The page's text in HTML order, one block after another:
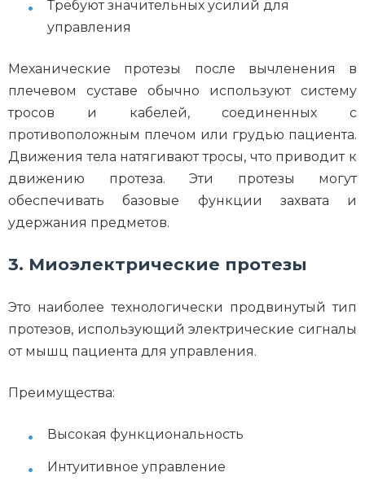
Требуют значительных усилий для
управления
Механические протезы после вычленения в
плечевом суставе обычно используют систему
тросов и кабелей, соединенных с
противоположным плечом или грудью пациента.
Движения тела натягивают тросы, что приводит к
движению протеза. Эти протезы могут
обеспечивать базовые функции захвата и
удержания предметов.
3. Миоэлектрические протезы
Это наиболее технологически продвинутый тип
протезов, использующий электрические сигналы
от мышц пациента для управления.
Преимущества:
Высокая функциональность
Интуитивное управление